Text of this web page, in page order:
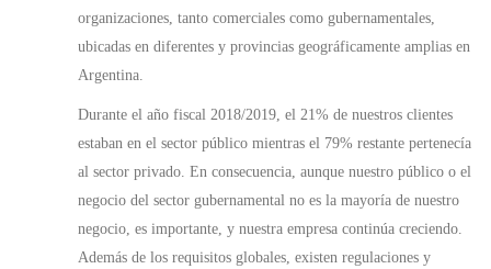
organizaciones, tanto comerciales como gubernamentales,
ubicadas en diferentes y provincias geográficamente amplias en
Argentina.
Durante el año fiscal 2018/2019, el 21% de nuestros clientes
estaban en el sector público mientras el 79% restante pertenecía
al sector privado. En consecuencia, aunque nuestro público o el
negocio del sector gubernamental no es la mayoría de nuestro
negocio, es importante, y nuestra empresa continúa creciendo.
Además de los requisitos globales, existen regulaciones y